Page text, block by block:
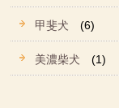
甲斐犬 (6)
美濃柴犬 (1)